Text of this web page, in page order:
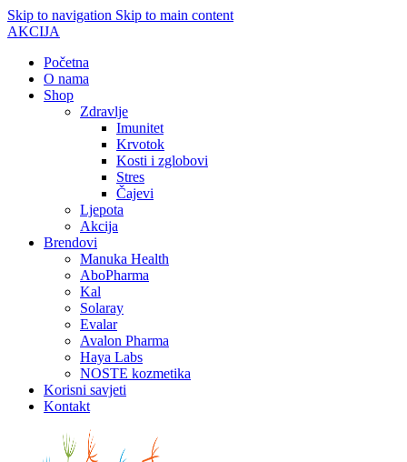
Skip to navigation Skip to main content
AKCIJA
Početna
O nama
Shop
Zdravlje
Imunitet
Krvotok
Kosti i zglobovi
Stres
Čajevi
Ljepota
Akcija
Brendovi
Manuka Health
AboPharma
Kal
Solaray
Evalar
Avalon Pharma
Haya Labs
NOSTE kozmetika
Korisni savjeti
Kontakt